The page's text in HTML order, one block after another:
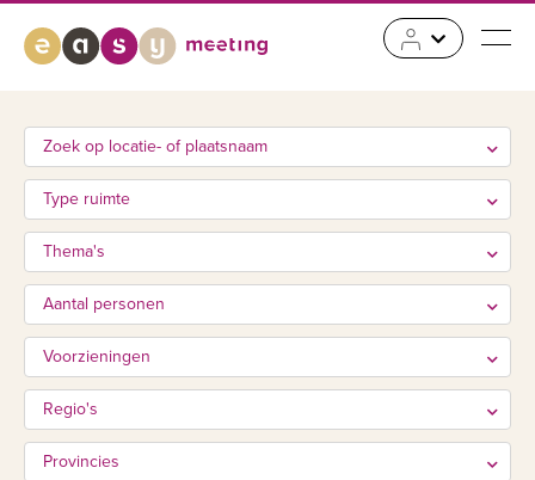
Zoek op locatie- of plaatsnaam
Type ruimte
Thema's
Aantal personen
Voorzieningen
Regio's
Provincies